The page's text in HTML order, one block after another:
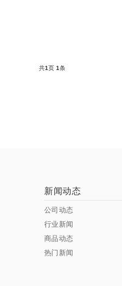
共1页 1条
新闻动态
公司动态
行业新闻
商品动态
热门新闻